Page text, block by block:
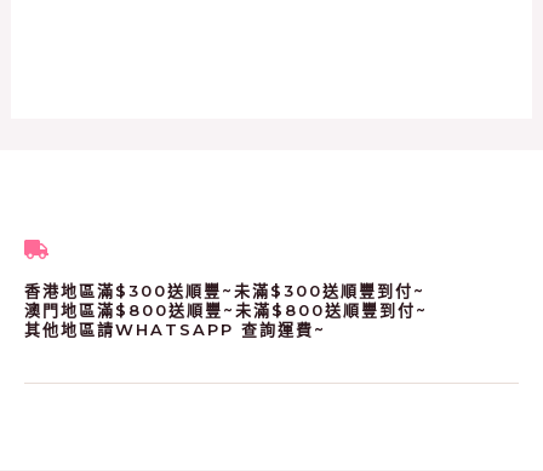
香港地區滿$300送順豐~未滿$300送順豐到付~
澳門地區滿$800送順豐~未滿$800送順豐到付~
其他地區請WHATSAPP 查詢運費~